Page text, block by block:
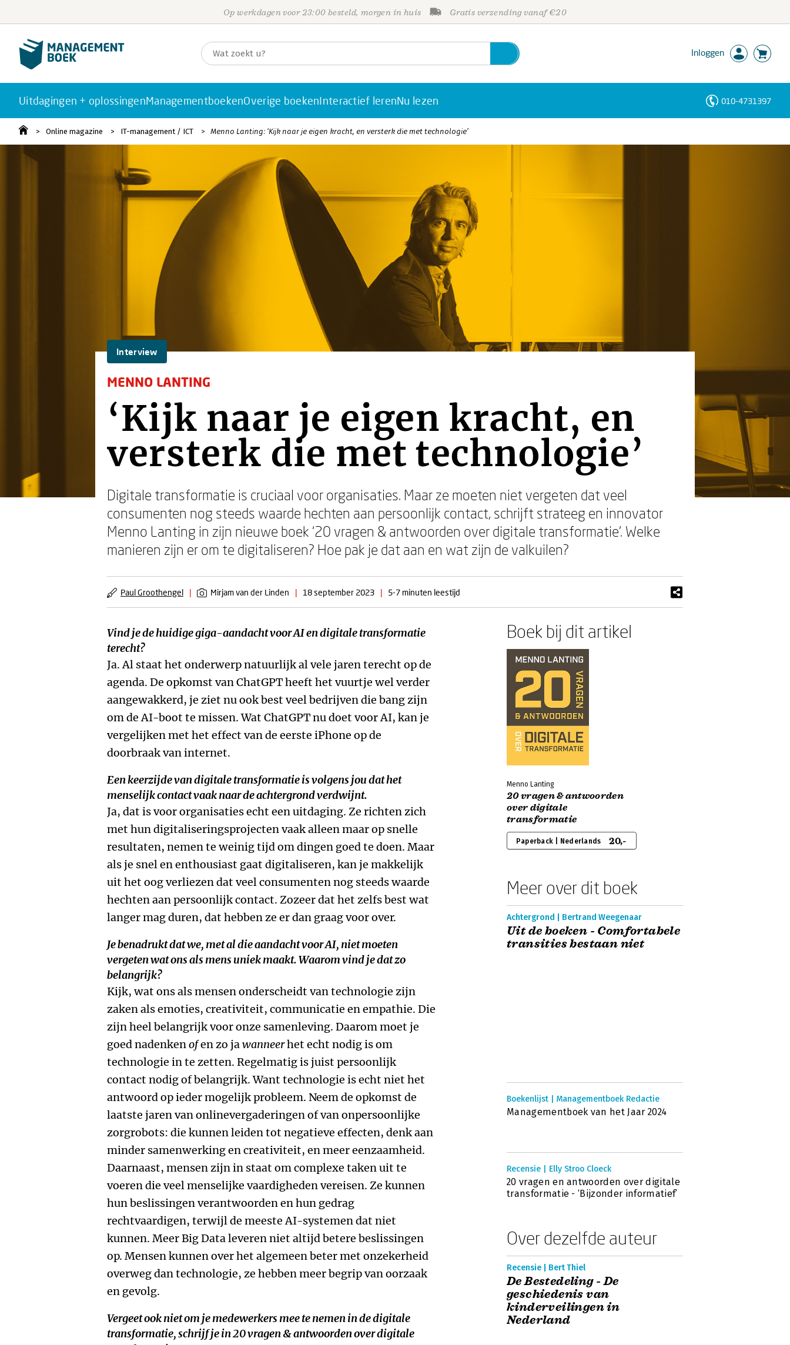
Op werkdagen voor 23:00 besteld, morgen in huis Gratis verzending vanaf €20
Inloggen
Uitdagingen + oplossingenManagementboekenOverige boekenInteractief lerenNu lezen 010-4731397
Online magazine IT-management / ICT Menno Lanting: ‘Kijk naar je eigen kracht, en versterk die met technologie’
Interview
MENNO LANTING
‘Kijk naar je eigen kracht, en
versterk die met technologie’
Digitale transformatie is cruciaal voor organisaties. Maar ze moeten niet vergeten dat veel
consumenten nog steeds waarde hechten aan persoonlijk contact, schrijft strateeg en innovator
Menno Lanting in zijn nieuwe boek ‘20 vragen & antwoorden over digitale transformatie’. Welke
manieren zijn er om te digitaliseren? Hoe pak je dat aan en wat zijn de valkuilen?
Paul Groothengel | Mirjam van der Linden | 18 september 2023 | 5-7 minuten leestijd
Vind je de huidige giga-aandacht voor AI en digitale transformatie
terecht?
Ja. Al staat het onderwerp natuurlijk al vele jaren terecht op de
agenda. De opkomst van ChatGPT heeft het vuurtje wel verder
aangewakkerd, je ziet nu ook best veel bedrijven die bang zijn
om de AI-boot te missen. Wat ChatGPT nu doet voor AI, kan je
vergelijken met het effect van de eerste iPhone op de
doorbraak van internet.
Een keerzijde van digitale transformatie is volgens jou dat het
menselijk contact vaak naar de achtergrond verdwijnt.
Ja, dat is voor organisaties echt een uitdaging. Ze richten zich
met hun digitaliseringsprojecten vaak alleen maar op snelle
resultaten, nemen te weinig tijd om dingen goed te doen. Maar
als je snel en enthousiast gaat digitaliseren, kan je makkelijk
uit het oog verliezen dat veel consumenten nog steeds waarde
hechten aan persoonlijk contact. Zozeer dat het zelfs best wat
langer mag duren, dat hebben ze er dan graag voor over.
Je benadrukt dat we, met al die aandacht voor AI, niet moeten
vergeten wat ons als mens uniek maakt. Waarom vind je dat zo
belangrijk?
Kijk, wat ons als mensen onderscheidt van technologie zijn
zaken als emoties, creativiteit, communicatie en empathie. Die
zijn heel belangrijk voor onze samenle­ving. Daarom moet je
goed nadenkenofen zo jawanneerhet echt nodig is om
technologie in te zetten. Regelmatig is juist per­soonlijk
contact nodig of belangrijk. Want technologie is echt niet het
antwoord op ieder mogelijk probleem. Neem de opkomst de
laatste jaren van onlinevergaderin­gen of van onpersoonlijke
zorgrobots: die kunnen leiden tot negatieve effecten, denk aan
minder samenwerking en creativiteit, en meer een­zaamheid.
Daarnaast, mensen zijn in staat om complexe taken uit te
voeren die veel menselijke vaardigheden vereisen. Ze kunnen
hun beslissingen verantwoorden en hun gedrag
rechtvaardigen, terwijl de meeste AI-systemen dat niet
kunnen. Meer Big Data leveren niet altijd betere beslissingen
op. Mensen kunnen over het algemeen beter met onzekerheid
overweg dan technologie, ze hebben meer begrip van oorzaak
en gevolg.
Vergeet ook niet om je medewerkers mee te nemen in de digitale
transformatie, schrijf je in20 vragen & antwoorden over digitale
Boek bij dit artikel
Menno Lanting
20 vragen & antwoorden
over digitale
transformatie
Paperback | Nederlands 20,-
Meer over dit boek
Achtergrond | Bertrand Weegenaar
Uit de boeken - Comfortabele
transities bestaan niet
Boekenlijst | Managementboek Redactie
Managementboek van het Jaar 2024
Recensie | Elly Stroo Cloeck
20 vragen en antwoorden over digitale
transformatie - ‘Bijzonder informatief’
Over dezelfde auteur
Recensie | Bert Thiel
De Bestedeling - De
geschiedenis van
kinderveilingen in
Nederland
Personen